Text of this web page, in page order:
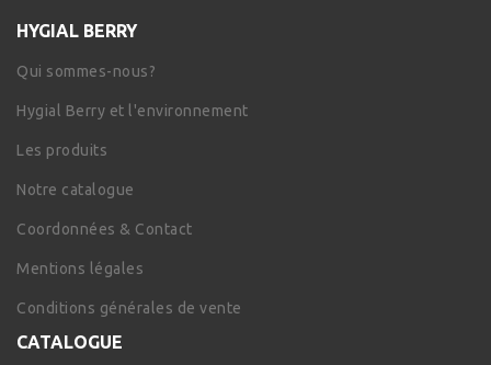
HYGIAL BERRY
Qui sommes-nous?
Hygial Berry et l'environnement
Les produits
Notre catalogue
Coordonnées & Contact
Mentions légales
Conditions générales de vente
CATALOGUE